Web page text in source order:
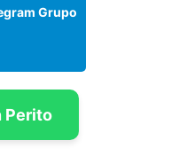
Grupo
Perito